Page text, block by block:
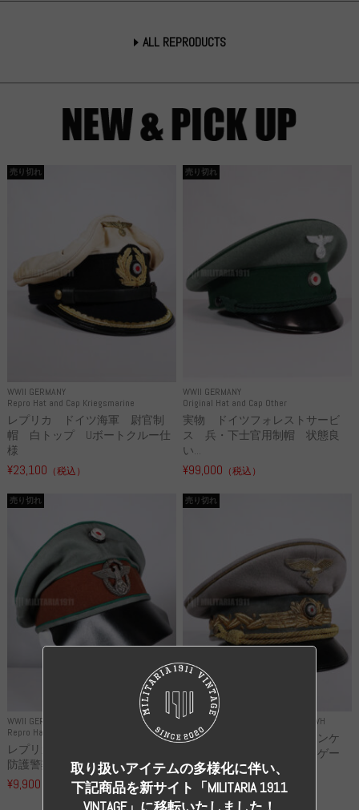
ALL REPRODUCTS
WWII GERMANY
Repro Hat and Cap Kriegsmarine
売り切れ
レプリカ ドイツ海軍 尉官制
帽 白トップ Uボートクルー仕
様
¥23,100 （税込）
WWII GERMANY
Original Hat and Cap Other
売り切れ
実物 ドイツフォレストサービ
ス 兵・下士官用制帽 状態良
い...
¥99,000 （税込）
WWII GERMANY
Repro Hat and Cap Police and other
売り切れ
レプリカ ドイツ秩序警察 都市
防護警察 クラッシュキャップ...
¥9,900 （税込）
WWII GERMANY Repro Uniforms WH
売り切れ
レプリカ ミヒャエル・ヤンケ
製 国家元帥 ヘルマン・ゲー
リ...
¥55,000（税込）
取り扱いアイテムの多様化に伴い、
下記商品を新サイト「MILITARIA 1911